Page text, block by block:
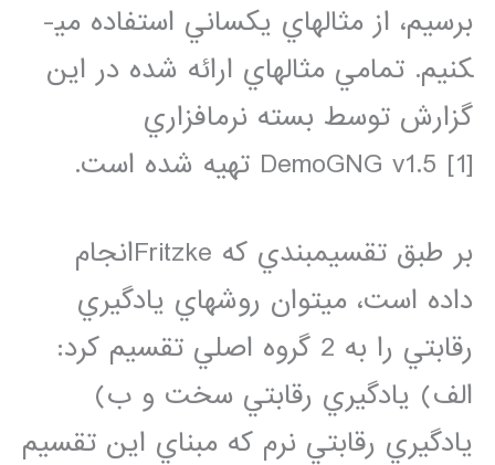
برسيم، از مثال­هاي يكساني استفاده مي­
كنيم. تمامي مثال­هاي ارائه شده در اين
گزارش توسط بسته نرم­افزاري
DemoGNG v1.5 ‌[1] تهيه شده است.
بر طبق تقسيم­بندي كه Fritzkeانجام
داده است، مي­توان روش­هاي يادگيري
رقابتي را به 2 گروه اصلي تقسيم كرد:
الف) يادگيري رقابتي سخت و ب)
يادگيري رقابتي نرم كه مبناي اين تقسيم